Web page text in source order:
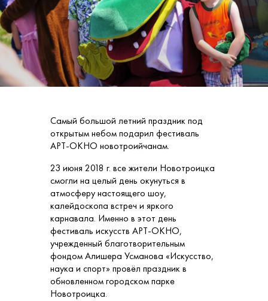
Самый большой летний праздник под
открытым небом подарил фестиваль
АРТ-ОКНО новотроийчанам.
23 июня 2018 г. все жители Новотроицка
смогли на целый день окунуться в
атмосферу настоящего шоу,
калейдоскопа встреч и яркого
карнавала. Именно в этот день
фестиваль искусств АРТ-ОКНО,
учрежденный благотворительным
фондом Алишера Усманова «Искусство,
наука и спорт» провёл праздник в
обновленном городском парке
Новотроицка.